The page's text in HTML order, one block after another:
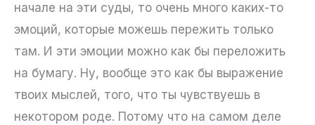
начале на эти суды, то очень много каких-то
эмоций, которые можешь пережить только
там. И эти эмоции можно как бы переложить
на бумагу. Ну, вообще это как бы выражение
твоих мыслей, того, что ты чувствуешь в
некотором роде. Потому что на самом деле